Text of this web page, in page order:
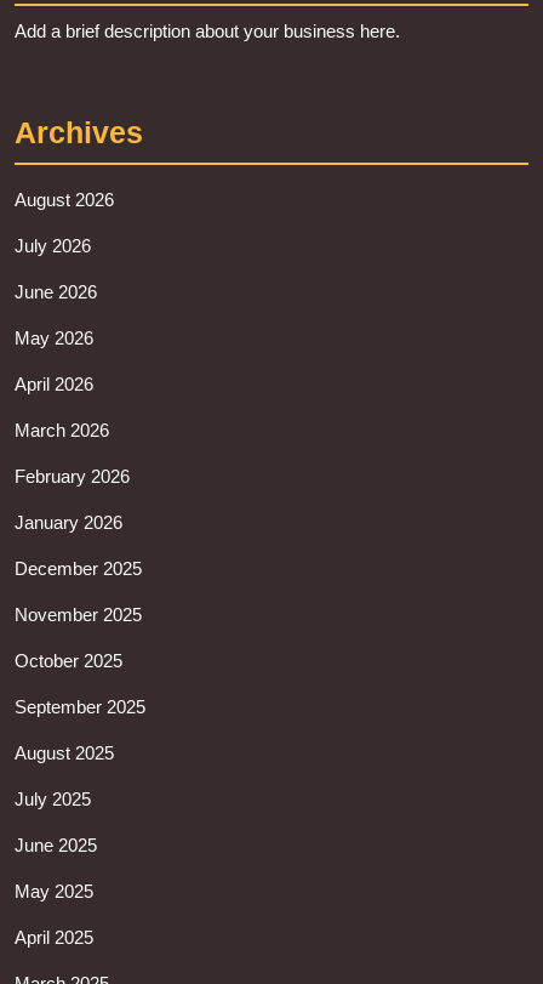
Add a brief description about your business here.
Archives
August 2026
July 2026
June 2026
May 2026
April 2026
March 2026
February 2026
January 2026
December 2025
November 2025
October 2025
September 2025
August 2025
July 2025
June 2025
May 2025
April 2025